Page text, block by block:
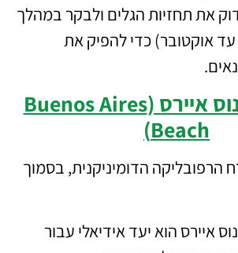
את תחזיות הגלים ולבקר במהלך
אוקטובר) כדי להפיק את
5. חוף בואנוס איירס (Buenos Aires
Beach)
הרפובליקה הדומיניקנית, בסמוך
איירס הוא יעד אידיאלי עבור